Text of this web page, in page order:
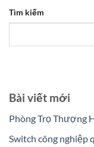
Tìm kiếm
Bài viết mới
Phòng Trọ Thượng
Switch công nghiệp